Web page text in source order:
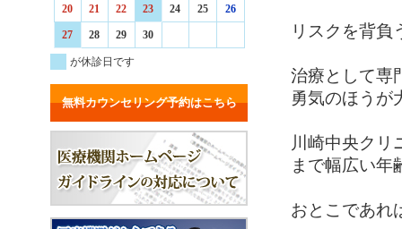
20 21 22 23 24 25 26
27 28 29 30
が休診日です
無料カウンセリング予約はこちら
リスクを背負
治療として専
勇気のほうが
川崎中央クリ
まで幅広い年
おとこであれ